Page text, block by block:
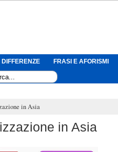
DIFFERENZE FRASI E AFORISMI
in Asia
in Asia